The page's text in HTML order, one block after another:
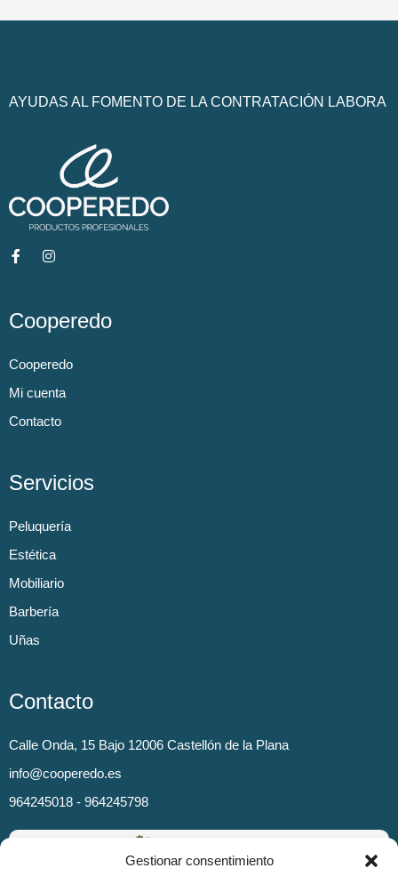
Gestionar consentimiento
AYUDAS AL FOMENTO DE LA CONTRATACIÓN LABORA
Cooperedo
Cooperedo
Mi cuenta
Contacto
Servicios
Peluquería
Estética
Mobiliario
Barbería
Uñas
Contacto
Calle Onda, 15 Bajo 12006 Castellón de la Plana
info@cooperedo.es
964245018 - 964245798